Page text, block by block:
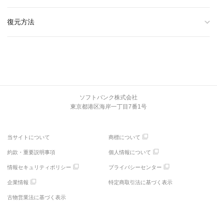
復元方法
ソフトバンク株式会社
東京都港区海岸一丁目7番1号
当サイトについて 商標について
約款・重要説明事項 個人情報について
情報セキュリティポリシー プライバシーセンター
企業情報 特定商取引法に基づく表示
古物営業法に基づく表示